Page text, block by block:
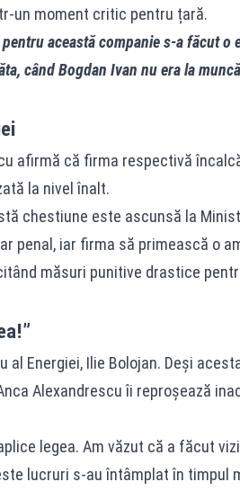
un moment critic pentru țară.
această companie s-a făcut o
când Bogdan Ivan nu era la
afirmă că firma respectivă
la nivel înalt.
chestiune este ascunsă la
penal, iar firma să primească o
măsuri punitive drastice
Energiei, Ilie Bolojan. Deși
Alexandrescu îi reproșează
legea. Am văzut că a făcut
lucruri s-au întâmplat în timpul